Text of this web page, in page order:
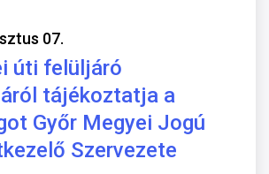
07.
úti felüljáró
tájékoztatja a
Győr Megyei Jogú
Szervezete